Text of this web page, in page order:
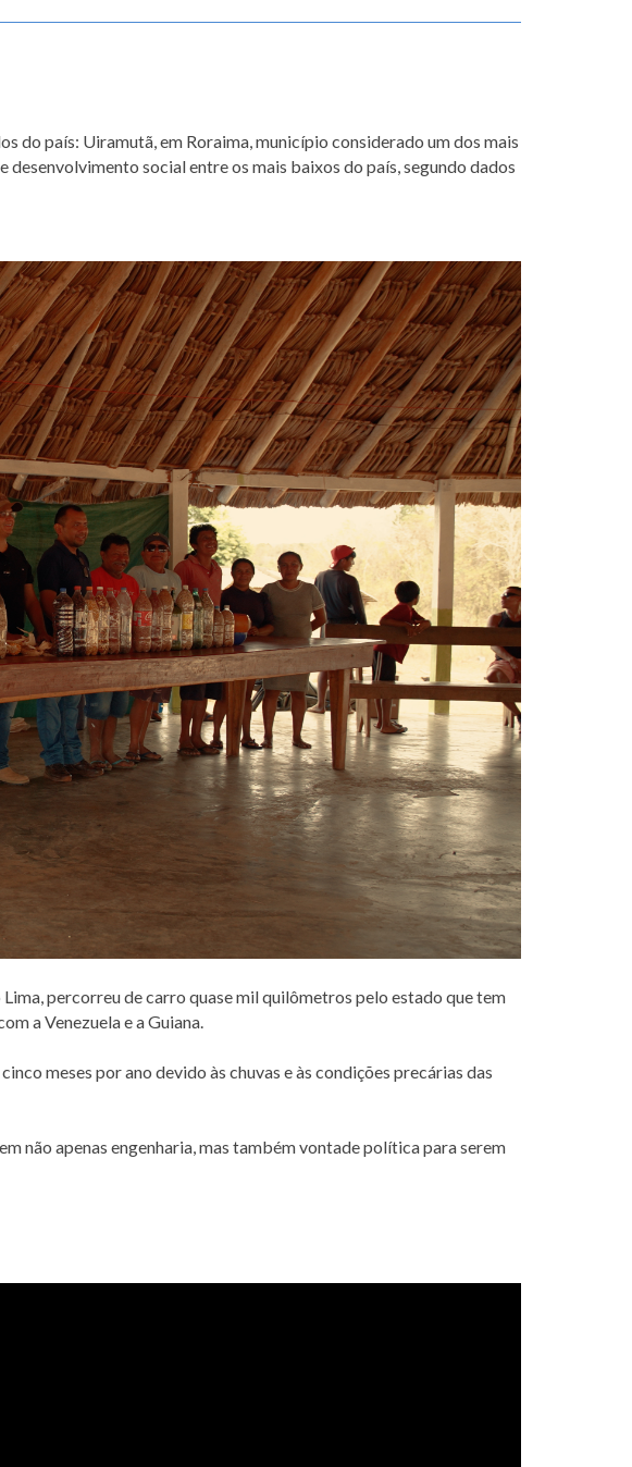
do país: Uiramutã, em Roraima, município considerado um dos mais
social entre os mais baixos do país, segundo dados
percorreu de carro quase mil quilômetros pelo estado que tem
a Venezuela e a Guiana.
meses por ano devido às chuvas e às condições precárias das
não apenas engenharia, mas também vontade política para serem